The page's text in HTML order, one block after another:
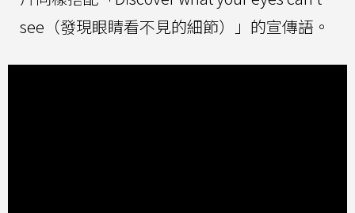
see（發現眼睛看不見的細節）」的宣傳語。